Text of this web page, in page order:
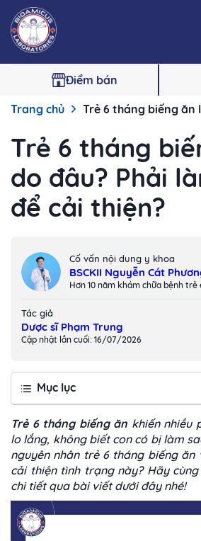
Điểm bán
Trang chủ Trẻ 6 tháng biếng ăn
Trẻ 6 tháng
do đâu? Phải
để cải thiện?
Cố vấn nội dung y khoa
BSCKII Nguyễn Cát
Hơn 10 năm khám chữa bệnh trẻ
Tác giả
Dược sĩ Phạm Trung
Cập nhật lần cuối: 16/07/2026
Mục lục
Trẻ 6 tháng biếng ăn khiến nhiều
lo lắng, không biết con có bị làm
nguyên nhân trẻ 6 tháng biếng ăn
cải thiện tình trạng này? Hãy
chi tiết qua bài viết dưới đây nhé!